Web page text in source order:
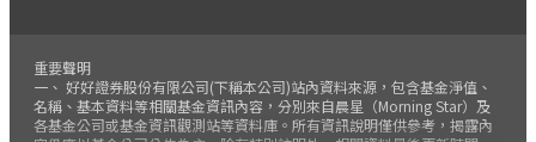
重要聲明
一、 好好證券股份有限公司(下稱本公司)站內資料來源，包含基金淨值、
名稱、基本資料等相關基金資訊內容，分別來自晨星（Morning Star）及
各基金公司或基金資訊觀測站等資料庫。所有資訊說明僅供參考，揭露內